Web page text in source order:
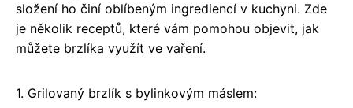
složení ho činí oblíbeným ingrediencí v kuchyni. Zde
je několik receptů, které vám pomohou objevit, jak
můžete brzlíka využít ve vaření.
1. Grilovaný brzlík s bylinkovým máslem: